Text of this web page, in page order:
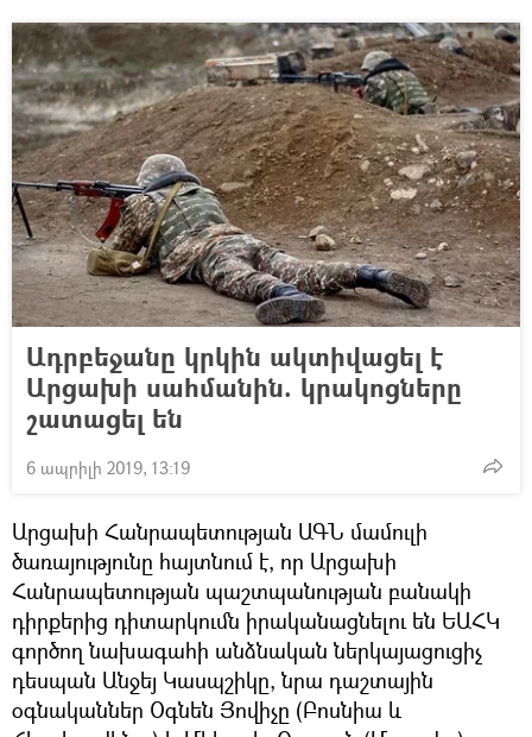
Ադրբեջանը կրկին ակտիվացել է
Արցախի սահմանին. կրակոցները
շատացել են
6 ապրիլի 2019, 13:19
Արցախի Հանրապետության ԱԳՆ մամուլի
ծառայությունը հայտնում է, որ Արցախի
Հանրապետության պաշտպանության բանակի
դիրքերից դիտարկումն իրականացնելու են ԵԱՀԿ
գործող նախագահի անձնական ներկայացուցիչ
դեսպան Անջեյ Կասպշիկը, նրա դաշտային
օգնականներ Օգնեն Յովիչը (Բոսնիա և